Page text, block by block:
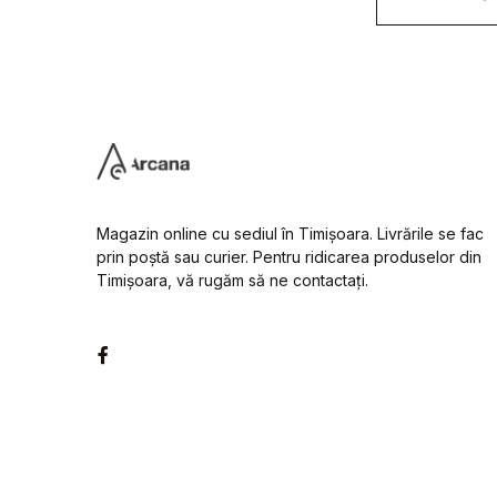
i
Magazin online cu sediul în Timișoara. Livrările se fac
prin poștă sau curier. Pentru ridicarea produselor din
Timișoara, vă rugăm să ne contactați.